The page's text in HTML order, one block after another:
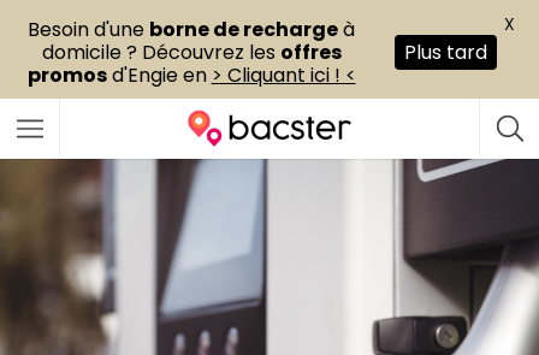
Besoin d'une borne de rechargeà
domicile ? Découvrez les offres
promosd'Engie en > Cliquant ici ! <
Plus tard
X